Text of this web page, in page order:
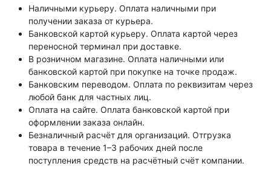
Наличными курьеру. Оплата наличными при
получении заказа от курьера.
Банковской картой курьеру. Оплата картой через
переносной терминал при доставке.
В розничном магазине. Оплата наличными или
банковской картой при покупке на точке продаж.
Банковским переводом. Оплата по реквизитам через
любой банк для частных лиц.
Оплата на сайте. Оплата банковской картой при
оформлении заказа онлайн.
Безналичный расчёт для организаций. Отгрузка
товара в течение 1–3 рабочих дней после
поступления средств на расчётный счёт компании.